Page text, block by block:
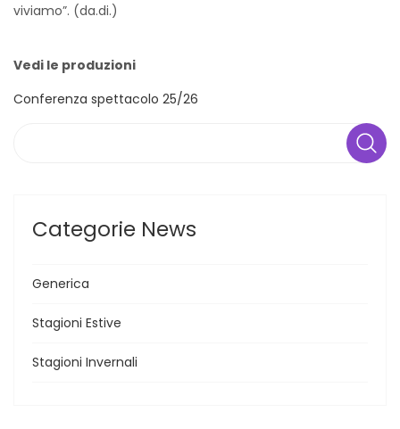
viviamo”. (da.di.)
Vedi le produzioni
Conferenza spettacolo 25/26
Categorie News
Generica
Stagioni Estive
Stagioni Invernali